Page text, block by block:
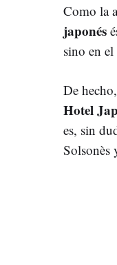
Como la
japonés
sino en
De
Hotel
es, sin
Solsonès